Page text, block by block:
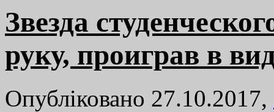
Звезда
руку, проиграв в
Опубліковано 27.10.2017,